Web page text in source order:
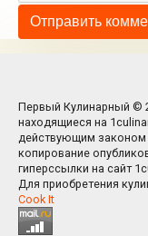
Первый Кулинарный ©
находящиеся на
действующим законом
копирование
гиперссылки на сайт
Для приобретения
Cook It